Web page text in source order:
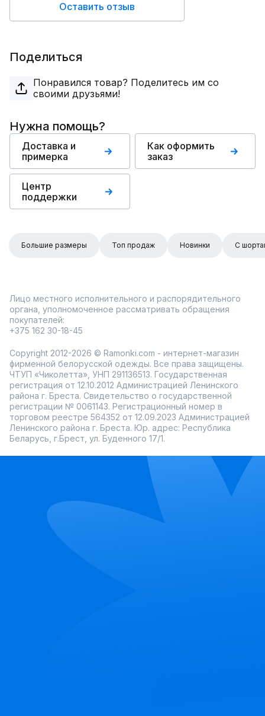
Оставить отзыв
Поделиться
Понравился товар? Поделитесь им со
своими друзьями!
Нужна помощь?
Доставка и
примерка
Как оформить
заказ
Центр
поддержки
Большие размеры Топ продаж Новинки С
Лицо местного исполнительного и распорядительного
органа, уполномоченное рассматривать обращения
покупателей:
+375 162 30-18-45
Copyright 2012-2026 © Ramonki.com - интернет-магазин
фирменной белорусской одежды. Все права защищены.
ЧТУП «Чиколетта», УНП 291136513. Государственная
регистрация от 12.10.2012 Администрацией Ленинского
района г. Бреста. Свидетельство о государственной
регистрации № 0061143. Регистрационный номер в
торговом реестре 564352 от 12.09.2023 Администрацией
Ленинского района г. Бреста. Юр. адрес: Республика
Беларусь, г.Брест, ул. Буденного 17/1.